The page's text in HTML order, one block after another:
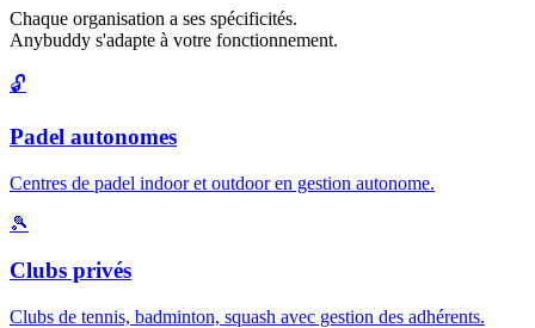
Chaque organisation a ses spécificités.
Anybuddy s'adapte à votre fonctionnement.
🔓
Padel autonomes
Centres de padel indoor et outdoor en gestion autonome.
🎾
Clubs privés
Clubs de tennis, badminton, squash avec gestion des adhérents.